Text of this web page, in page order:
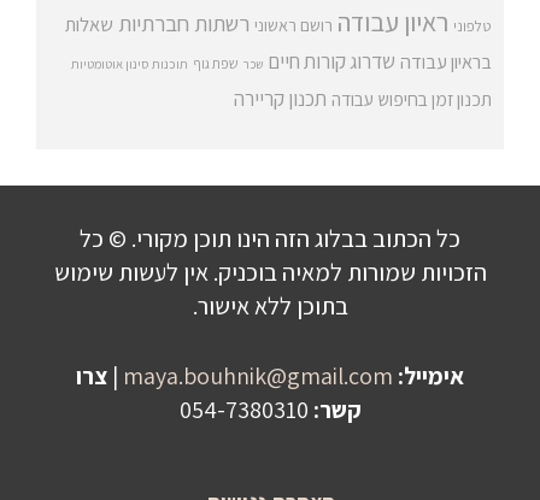
טלפוני ראיון עבודה רושם ראשוני רשתות חברתיות שאלות
בראיון עבודה שדרוג קורות חיים שכר שפת גוף תוכנות סינון אוטומטיות
תכנון זמן בחיפוש עבודה תכנון קריירה
כל הכתוב בבלוג הזה הינו תוכן מקורי. © כל
הזכויות שמורות למאיה בוכניק. אין לעשות שימוש
בתוכן ללא אישור.
אימייל: maya.bouhnik@gmail.com
| צרו
קשר: